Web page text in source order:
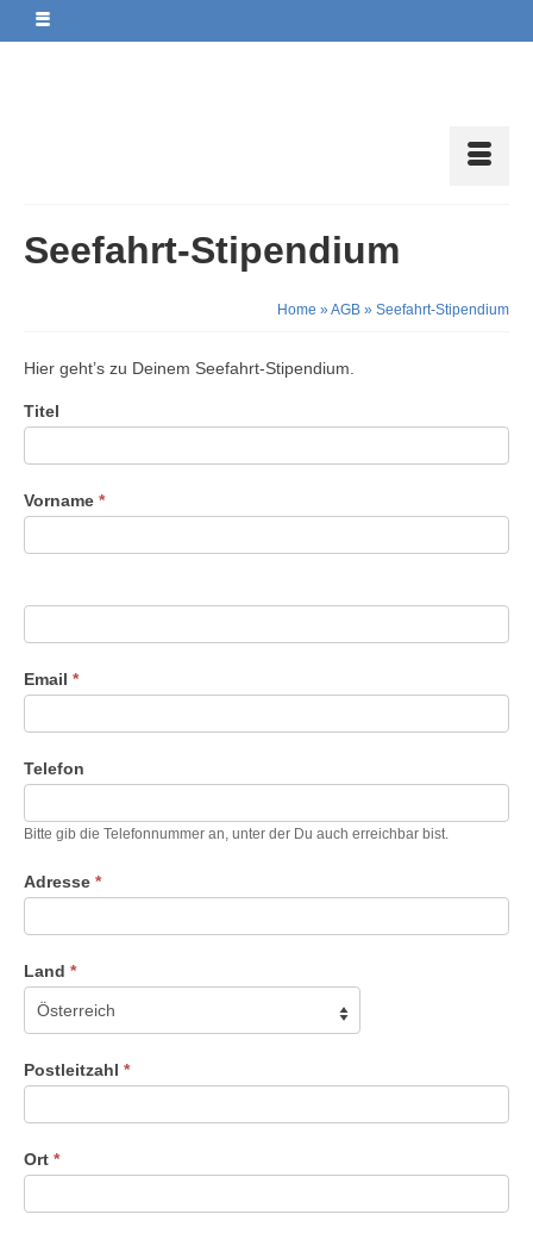
Seefahrt-Stipendium
Home » AGB » Seefahrt-Stipendium
Hier geht’s zu Deinem Seefahrt-Stipendium.
Titel
Vorname *
Email *
Telefon
Bitte gib die Telefonnummer an, unter der Du auch erreichbar bist.
Adresse *
Land *
Postleitzahl *
Ort *